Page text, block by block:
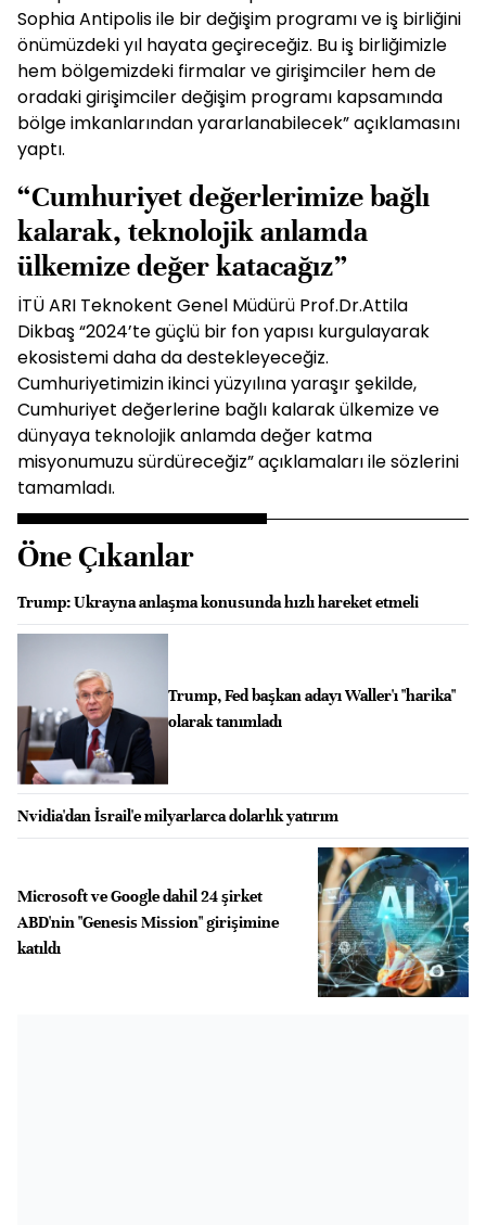
Sophia Antipolis ile bir değişim programı ve iş birliğini
önümüzdeki yıl hayata geçireceğiz. Bu iş birliğimizle
hem bölgemizdeki firmalar ve girişimciler hem de
oradaki girişimciler değişim programı kapsamında
bölge imkanlarından yararlanabilecek” açıklamasını
yaptı.
“Cumhuriyet değerlerimize bağlı
kalarak, teknolojik anlamda
ülkemize değer katacağız”
İTÜ ARI Teknokent Genel Müdürü Prof.Dr.Attila
Dikbaş “2024’te güçlü bir fon yapısı kurgulayarak
ekosistemi daha da destekleyeceğiz.
Cumhuriyetimizin ikinci yüzyılına yaraşır şekilde,
Cumhuriyet değerlerine bağlı kalarak ülkemize ve
dünyaya teknolojik anlamda değer katma
misyonumuzu sürdüreceğiz” açıklamaları ile sözlerini
tamamladı.
Öne Çıkanlar
Trump: Ukrayna anlaşma konusunda hızlı hareket etmeli
Trump, Fed başkan adayı Waller'ı "harika"
olarak tanımladı
Nvidia'dan İsrail'e milyarlarca dolarlık yatırım
Microsoft ve Google dahil 24 şirket
ABD'nin "Genesis Mission" girişimine
katıldı